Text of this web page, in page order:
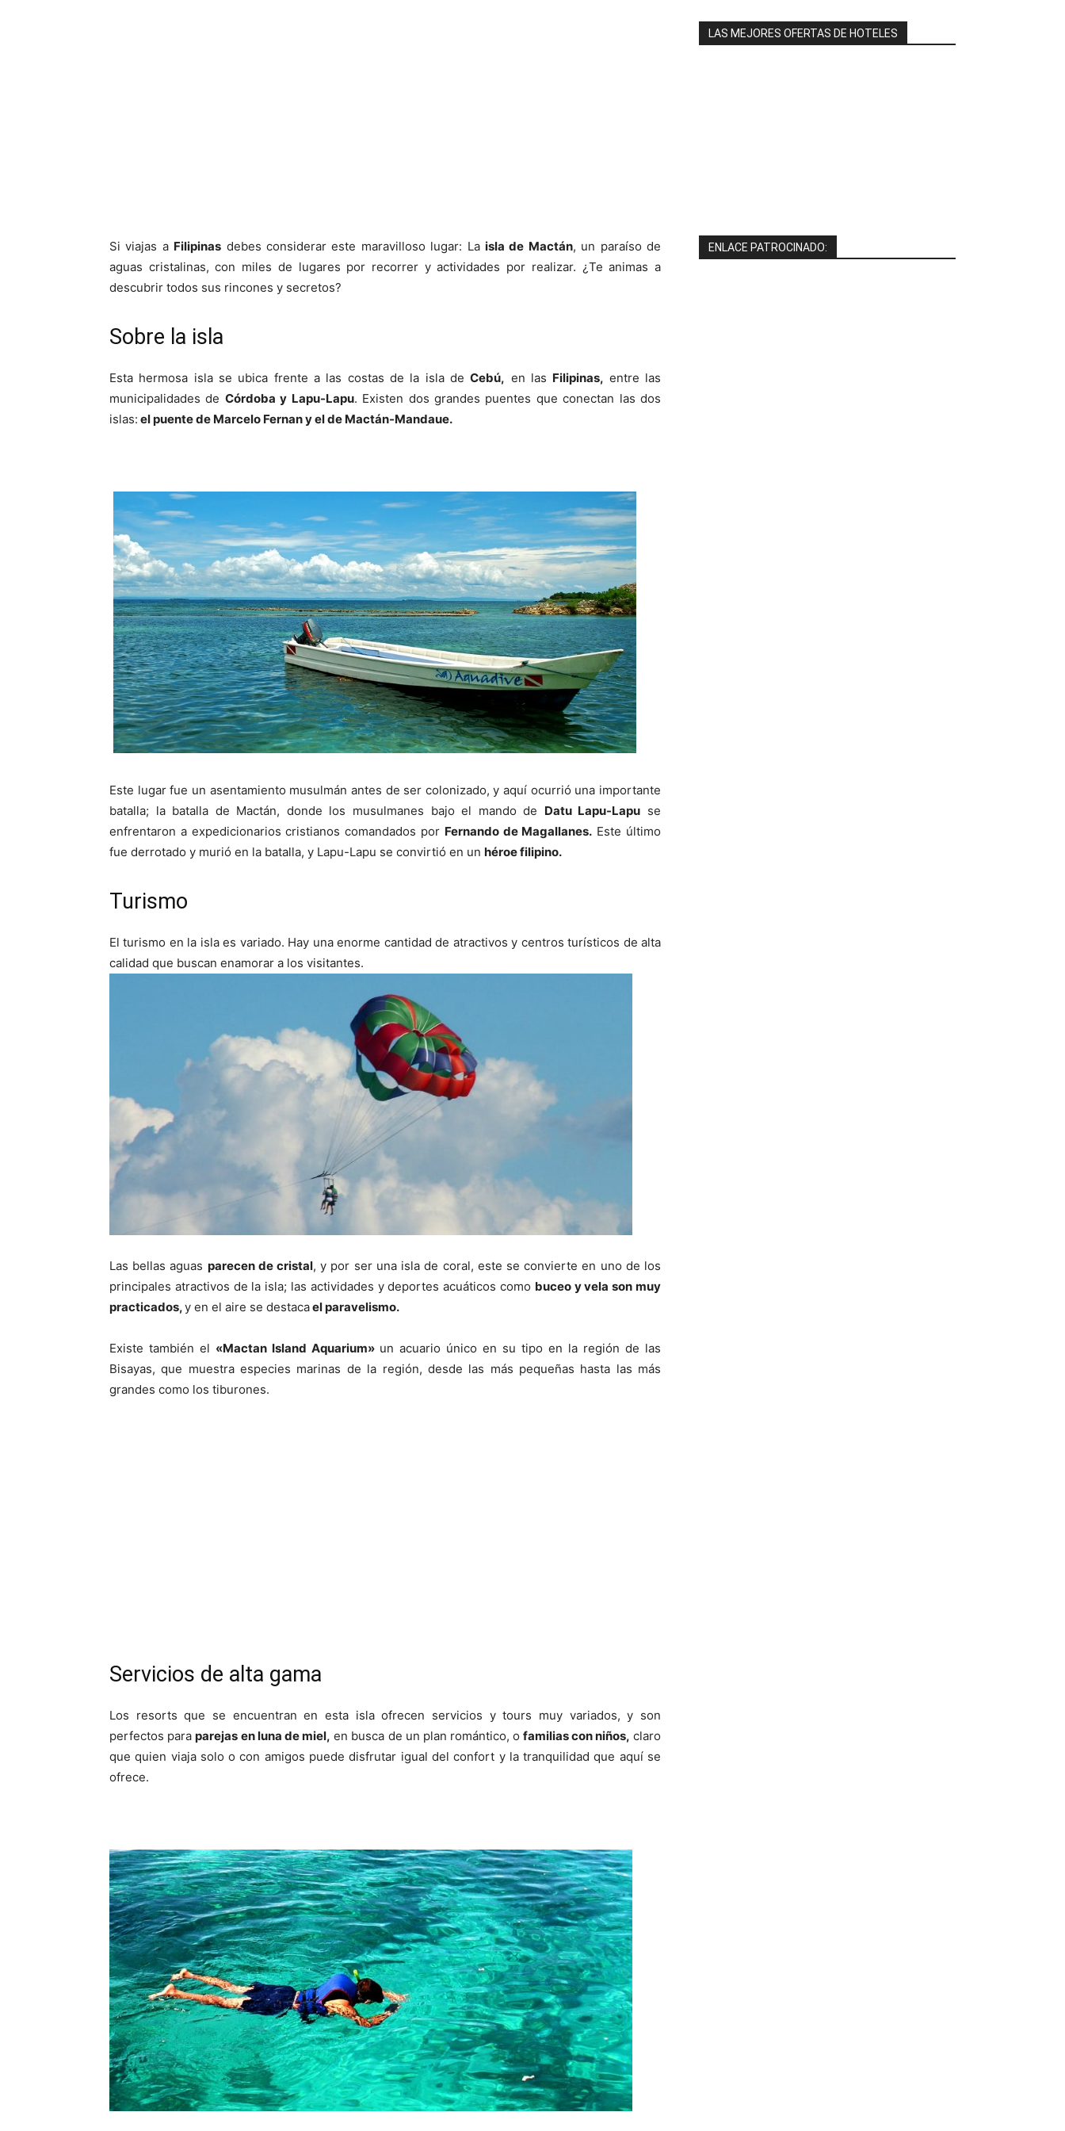
Si viajas a Filipinas debes considerar este maravilloso lugar: Laisla de Mactán, un paraíso de
aguas cristalinas, con miles de lugares por recorrer y actividades por realizar. ¿Te animas a
descubrir todos sus rincones y secretos?
Sobre la isla
Esta hermosa isla se ubica frente a las costas de la isla deCebú, en las Filipinas, entre las
municipalidades de Córdoba y Lapu-Lapu. Existen dos grandes puentes que conectan las dos
islas: el puente de Marcelo Fernan y el de Mactán-Mandaue.
Este lugar fue un asentamiento musulmán antes de ser colonizado, y aquí ocurrió una importante
batalla; la batalla de Mactán, donde los musulmanes bajo el mando de Datu Lapu-Lapu se
enfrentaron a expedicionarios cristianos comandados por Fernando de Magallanes. Este último
fue derrotado y murió en la batalla, y Lapu-Lapu se convirtió en un héroe filipino.
Turismo
El turismo en la isla es variado. Hay una enorme cantidad de atractivos y centros turísticos de alta
calidad que buscan enamorar a los visitantes.
Las bellas aguas parecen de cristal, y por ser una isla de coral, este se convierte en uno de los
principales atractivos de la isla; las actividades y deportes acuáticos como buceo y vela son muy
practicados,y en el aire se destacael paravelismo.
Existe también el «Mactan Island Aquarium» un acuario único en su tipo en la región de las
Bisayas, que muestra especies marinas de la región, desde las más pequeñas hasta las más
grandes como los tiburones.
Servicios de alta gama
Los resorts que se encuentran en esta isla ofrecen servicios y tours muy variados, y son
perfectos paraparejas en luna de miel, en busca de un plan romántico, o familias con niños, claro
que quien viaja solo o con amigos puede disfrutar igual del confort y la tranquilidad que aquí se
ofrece.
LAS MEJORES OFERTAS DE HOTELES
ENLACE PATROCINADO: